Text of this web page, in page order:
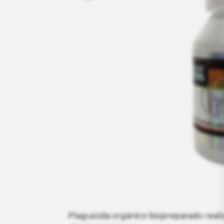
Plaguicida orgánico biopreparado